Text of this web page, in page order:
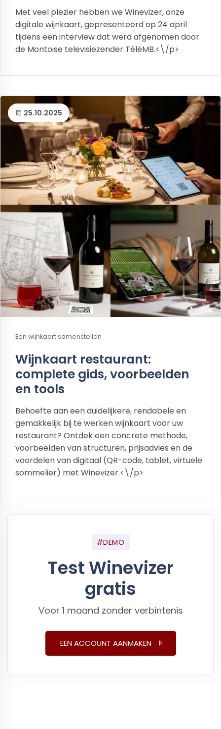
Met veel plezier hebben we Winevizer, onze
digitale wijnkaart, gepresenteerd op 24 april
tijdens een interview dat werd afgenomen door
de Montoise televisiezender TéléMB.<\/p>
25.10.2025
Een wijnkaart samenstellen
Wijnkaart restaurant:
complete gids, voorbeelden
en tools
Behoefte aan een duidelijkere, rendabele en
gemakkelijk bij te werken wijnkaart voor uw
restaurant? Ontdek een concrete methode,
voorbeelden van structuren, prijsadvies en de
voordelen van digitaal (QR-code, tablet, virtuele
sommelier) met Winevizer.<\/p>
#DEMO
Test Winevizer
gratis
Voor 1 maand zonder verbintenis
EEN ACCOUNT AANMAKEN